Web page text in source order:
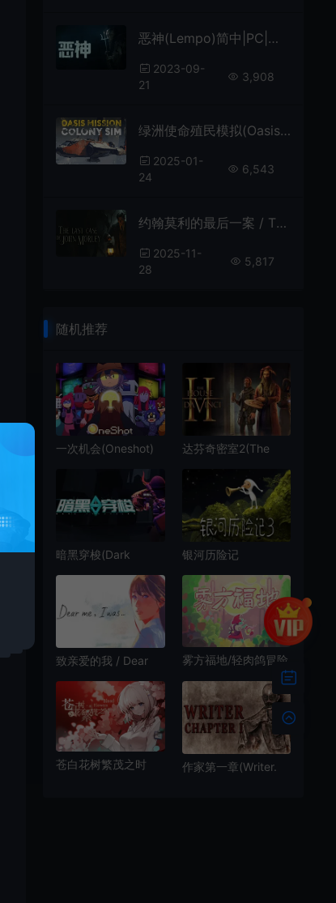
恶神(Lempo)简中|PC|森林探索心理恐怖游戏
2023-09-
21
3,908
绿洲使命殖民模拟(Oasis Mission: Colony Sim)科幻殖民战略模拟游戏|下载
2025-01-
24
6,543
约翰莫利的最后一案 / The Last Case of John Morley 悬疑解谜侦探游戏
2025-11-
28
5,817
随机推荐
一次机会(Oneshot)
主义迷宫冒险游戏
达芬奇密室2(The
简中|PC|AVG|高难度
冒险解谜游戏
暗黑穿梭(Dark
中|PC|AVG|科幻空间
动作解谜游戏
银河历险记
中|PC|AVG|休闲冒险
解谜游戏
致亲爱的我 / Dear
险游戏
雾方福地/轻肉鸽冒险
Emberlands 下载
苍白花树繁茂之时
作家第一章(Writer.